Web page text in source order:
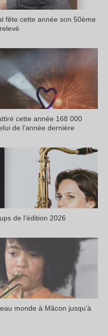
fête cette année son 50ème
cette année 168 000
de l’année dernière
de l’édition 2026
monde à Mâcon jusqu’à